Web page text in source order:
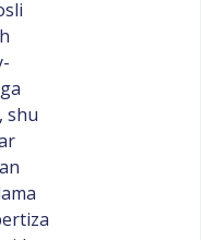
shu